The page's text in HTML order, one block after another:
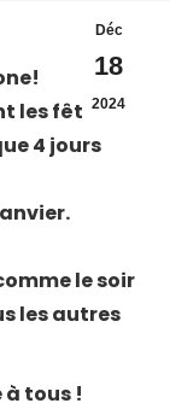
Déc
18
2024
les fêtes,
4 jours
le soir
les autres
à tous !